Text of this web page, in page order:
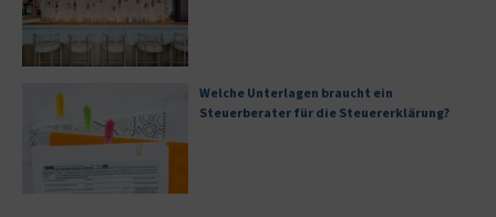
Welche Unterlagen braucht ein
Steuerberater für die Steuererklärung?